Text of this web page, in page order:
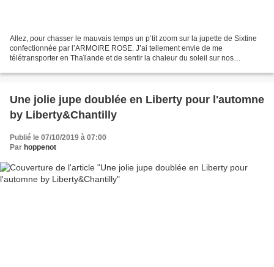
Allez, pour chasser le mauvais temps un p’tit zoom sur la jupette de Sixtine
confectionnée par l’ARMOIRE ROSE. J’ai tellement envie de me
télétransporter en Thaïlande et de sentir la chaleur du soleil sur nos
Une jolie jupe doublée en Liberty pour l'automne
by Liberty&Chantilly
Publié le 07/10/2019 à 07:00
Par hoppenot